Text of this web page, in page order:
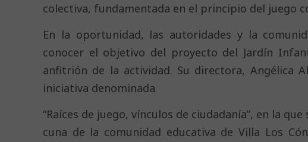
colectiva, fundamentada en el principio del juego
En la oportunidad, las autoridades y la
conocer el objetivo del proyecto del Jardín
anfitrión de la actividad. Su directora, Angélica
iniciativa denominada
“Raíces de juego, vínculos de ciudadanía”, en la
cuna de la comunidad educativa de Villa Los